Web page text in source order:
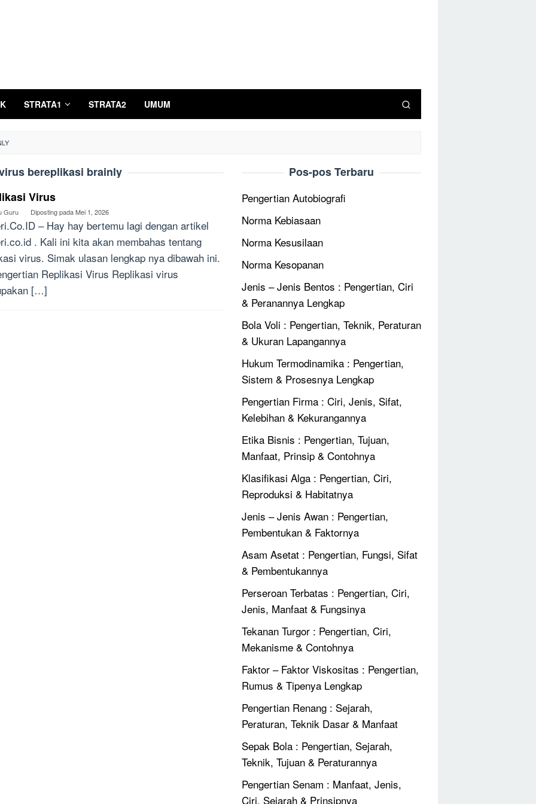
STRATA1 STRATA2 UMUM
bereplikasi brainly
Virus
Guru Diposting padaMei 1, 2026
– Hay hay bertemu lagi dengan artikel
. Kali ini kita akan membahas tentang
virus. Simak ulasan lengkap nya dibawah ini.
Replikasi Virus Replikasi virus
[…]
Pos-pos Terbaru
Pengertian Autobiografi
Norma Kebiasaan
Norma Kesusilaan
Norma Kesopanan
Jenis – Jenis Bentos : Pengertian, Ciri
& Peranannya Lengkap
Bola Voli : Pengertian, Teknik, Peraturan
& Ukuran Lapangannya
Hukum Termodinamika : Pengertian,
Sistem & Prosesnya Lengkap
Pengertian Firma : Ciri, Jenis, Sifat,
Kelebihan & Kekurangannya
Etika Bisnis : Pengertian, Tujuan,
Manfaat, Prinsip & Contohnya
Klasifikasi Alga : Pengertian, Ciri,
Reproduksi & Habitatnya
Jenis – Jenis Awan : Pengertian,
Pembentukan & Faktornya
Asam Asetat : Pengertian, Fungsi, Sifat
& Pembentukannya
Perseroan Terbatas : Pengertian, Ciri,
Jenis, Manfaat & Fungsinya
Tekanan Turgor : Pengertian, Ciri,
Mekanisme & Contohnya
Faktor – Faktor Viskositas : Pengertian,
Rumus & Tipenya Lengkap
Pengertian Renang : Sejarah,
Peraturan, Teknik Dasar & Manfaat
Sepak Bola : Pengertian, Sejarah,
Teknik, Tujuan & Peraturannya
Pengertian Senam : Manfaat, Jenis,
Ciri, Sejarah & Prinsipnya